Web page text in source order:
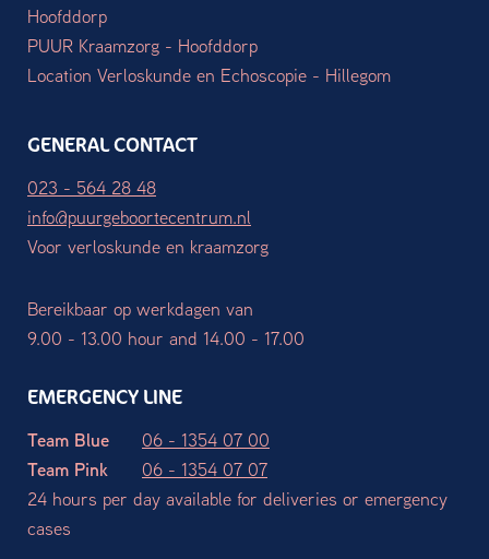
Hoofddorp
PUUR Kraamzorg - Hoofddorp
Location Verloskunde en Echoscopie - Hillegom
GENERAL CONTACT
023 - 564 28 48
info@puurgeboortecentrum.nl
Voor verloskunde en kraamzorg
Bereikbaar op werkdagen van
9.00 - 13.00 hour and 14.00 - 17.00
EMERGENCY LINE
Team Blue
06 - 1354 07 00
Team Pink
06 - 1354 07 07
24 hours per day available for deliveries or emergency
cases